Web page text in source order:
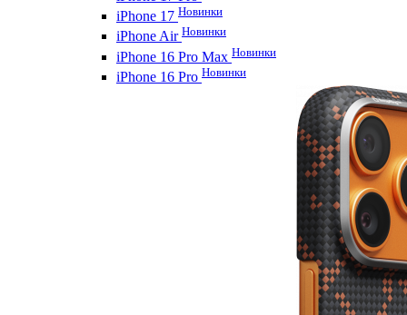
iPhone 17 Новинки
iPhone Air Новинки
iPhone 16 Pro Max Новинки
iPhone 16 Pro Новинки